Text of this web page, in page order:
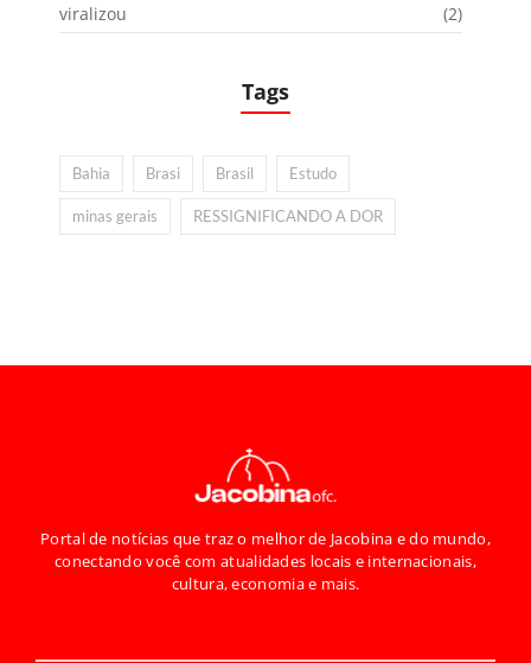
viralizou
(2)
Tags
Bahia Brasi Brasil Estudo
minas gerais RESSIGNIFICANDO A DOR
Portal de notícias que traz o melhor de Jacobina e do mundo,
conectando você com atualidades locais e internacionais,
cultura, economia e mais.